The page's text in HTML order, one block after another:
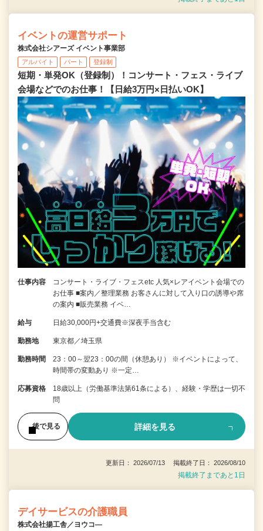
イベントの運営サポート
株式会社シアーズ イベント事業部
アルバイト パート 登録制
短期・単発OK（登録制）！コンサート・フェス・ライブ
会場などでのお仕事！【日給3万円×日払いOK】
仕事内容
コンサート・ライブ・フェスetc 人気×レアイベント会場での
お仕事 ■案内／整理業務 お客さんに対して入り口の誘導や席
の案内 ■販売業務 イベ…
給与 日給30,000円+交通費※深夜手当含む
勤務地 東京都／埼玉県
勤務時間
23：00～翌23：00の間（休憩あり） ※イベントによって、
時間帯の変動あり ※一定…
応募資格
18歳以上（労働基準法第61条による）、経験・学歴は一切不
問
後で見る 詳細を見る
更新日： 2026/07/13 掲載終了日： 2026/08/10
掲載終了まであと1日
デイサービスの介護職員
株式会社揚工舎／ヨウコ―